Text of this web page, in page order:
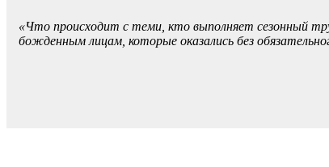
«Что происходит с теми, кто вы­полняет сезонный
божденным лицам, которые оказа­лись без